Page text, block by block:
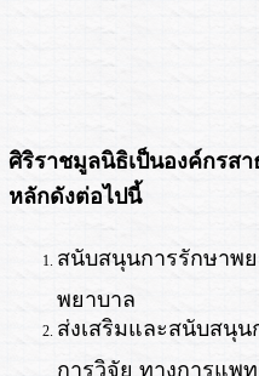
ศิริราชมูลนิธิเป็นองค์กรส
หลักดังต่อไปนี้
สนับสนุนการรักษาพ
พยาบาล
ส่งเสริมและสนับสนุ
การวิจัย ทางการแพ